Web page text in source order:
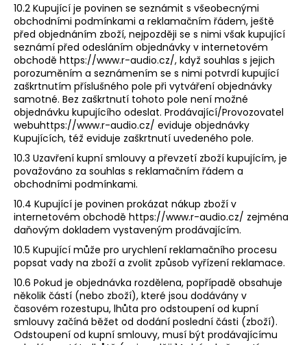
10.2 Kupující je povinen se seznámit s všeobecnými
obchodními podmínkami a reklamačním řádem, ještě
před objednáním zboží, nejpozději se s nimi však kupující
seznámí před odesláním objednávky v internetovém
obchodě https://www.r-audio.cz/​, když souhlas s jejich
porozuměním a seznámením se s nimi potvrdí kupující
zaškrtnutím příslušného pole při vytváření objednávky
samotné. Bez zaškrtnutí tohoto pole není možné
objednávku kupujícího odeslat. Prodávající/Provozovatel
webu​https://www.r-audio.cz/ ​eviduje objednávky
Kupujících, též eviduje zaškrtnutí uvedeného pole.
10.3 Uzavření kupní smlouvy a převzetí zboží kupujícím, je
považováno za souhlas s reklamačním řádem a
obchodními podmínkami.
10.4 Kupující je povinen prokázat nákup zboží v
internetovém obchodě https://www.r-audio.cz/​ zejména
daňovým dokladem vystaveným prodávajícím.
10.5 Kupující může pro urychlení reklamačního procesu
popsat vady na zboží a zvolit způsob vyřízení reklamace.
10.6 Pokud je objednávka rozdělena, popřípadě obsahuje
několik částí (nebo zboží), které jsou dodávány v
časovém rozestupu, lhůta pro odstoupení od kupní
smlouvy začíná běžet od dodání poslední části (zboží).
Odstoupení od kupní smlouvy, musí být prodávajícímu